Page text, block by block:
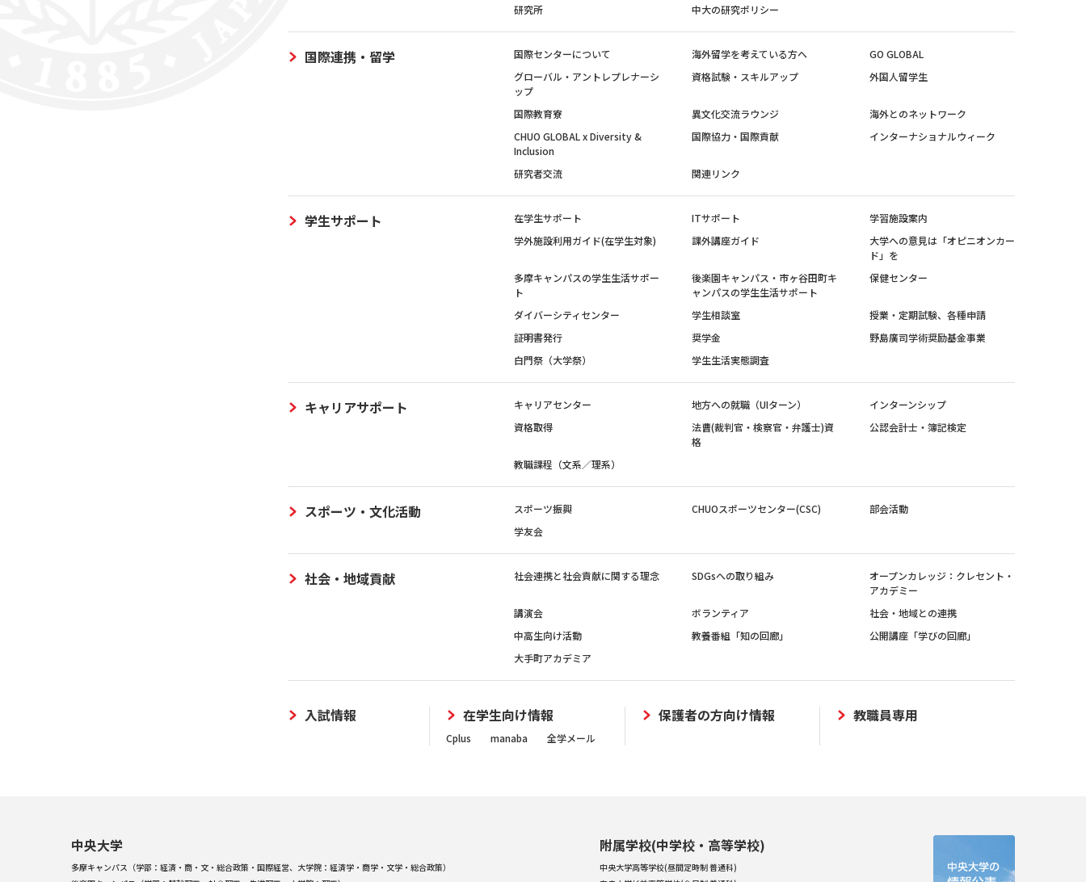
研究所
中大の研究ポリシー
国際連携・留学 国際センターについて 海外留学を考えている方へ
GO GLOBAL
グローバル・アントレプレナーシ
ップ
資格試験・スキルアップ 外国人留学生
国際教育寮 異文化交流ラウンジ
海外とのネットワーク
CHUO GLOBAL x Diversity &
Inclusion
国際協力・国際貢献 インターナショナルウィーク
研究者交流 関連リンク
学生サポート 在学生サポート ITサポート
学習施設案内
学外施設利用ガイド(在学生対象)
課外講座ガイド
大学への意見は「オピニオンカー
ド」を
多摩キャンパスの学生生活サポー
ト
後楽園キャンパス・市ヶ谷田町キ
ャンパスの学生生活サポート
保健センター
ダイバーシティセンター 学生相談室
授業・定期試験、各種申請
証明書発行
奨学金
野島廣司学術奨励基金事業
白門祭（大学祭）
学生生活実態調査
キャリアサポート キャリアセンター 地方への就職（UIターン）
インターンシップ
資格取得
法曹(裁判官・検察官・弁護士)資
格
公認会計士・簿記検定
教職課程（文系／理系）
スポーツ・文化活動 スポーツ振興 CHUOスポーツセンター(CSC)
部会活動
学友会
社会・地域貢献 社会連携と社会貢献に関する理念 SDGsへの取り組み
オープンカレッジ：クレセント・
アカデミー
講演会
ボランティア
社会・地域との連携
中高生向け活動
教養番組「知の回廊」
公開講座「学びの回廊」
大手町アカデミア
入試情報 在学生向け情報
Cplus manaba 全学メール
保護者の方向け情報 教職員専用
中央大学
多摩キャンパス（学部：経済・商・文・総合政策・国際経営、大学院：経済学・商学・文学・総合政策）
附属学校(中学校・高等学校)
中央大学高等学校(昼間定時制 普通科)